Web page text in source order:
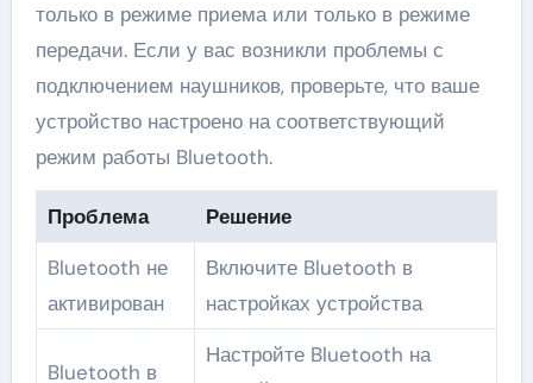
только в режиме приема или только в режиме
передачи. Если у вас возникли проблемы с
подключением наушников, проверьте, что ваше
устройство настроено на соответствующий
режим работы Bluetooth.
Проблема
Решение
Bluetooth не
активирован
Включите Bluetooth в
настройках устройства
Bluetooth в
Настройте Bluetooth на